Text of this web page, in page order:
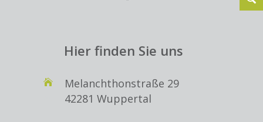
Hier finden Sie uns
Melanchthonstraße 29
42281 Wuppertal